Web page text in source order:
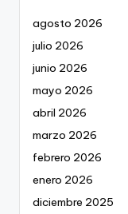
agosto 2026
julio 2026
junio 2026
mayo 2026
abril 2026
marzo 2026
febrero 2026
enero 2026
diciembre 2025